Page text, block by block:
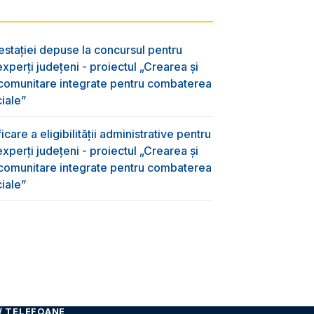
depuse la concursul pentru
județeni - proiectul „Crearea și
integrate pentru combaterea
a eligibilității administrative pentru
județeni - proiectul „Crearea și
integrate pentru combaterea
TELEFOANE